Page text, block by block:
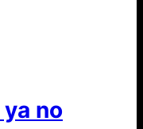
no